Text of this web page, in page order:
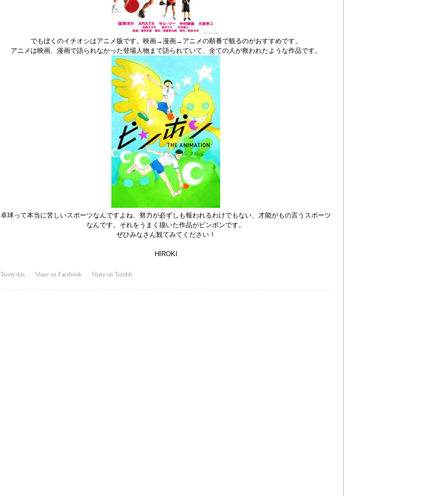
でもぼくのイチオシはアニメ版です。映画→漫画→アニメの順番で観るのがおすすめです。
アニメは映画、漫画で語られなかった登場人物まで語られていて、全ての人が救われたような作品です。
卓球って本当に苦しいスポーツなんですよね、努力が必ずしも報われるわけでもない、才能がもの言うスポーツ
なんです。それをうまく描いた作品がピンポンです。
ぜひみなさん観てみてください！
HIROKI
Tweet this Share on Facebook Share on Tumblr